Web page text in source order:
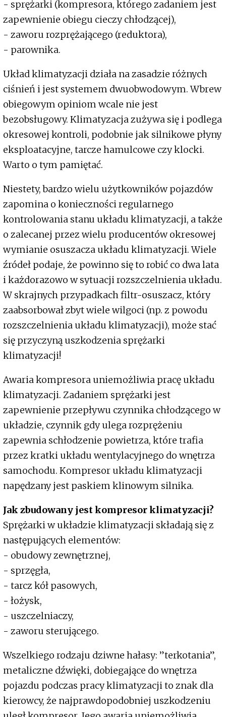
- sprężarki (kompresora, którego zadaniem jest
zapewnienie obiegu cieczy chłodzącej),
- zaworu rozprężającego (reduktora),
- parownika.
Układ klimatyzacji działa na zasadzie różnych
ciśnień i jest systemem dwuobwodowym. Wbrew
obiegowym opiniom wcale nie jest
bezobsługowy. Klimatyzacja zużywa się i podlega
okresowej kontroli, podobnie jak silnikowe płyny
eksploatacyjne, tarcze hamulcowe czy klocki.
Warto o tym pamiętać.
Niestety, bardzo wielu użytkowników pojazdów
zapomina o konieczności regularnego
kontrolowania stanu układu klimatyzacji, a także
o zalecanej przez wielu producentów okresowej
wymianie osuszacza układu klimatyzacji. Wiele
źródeł podaje, że powinno się to robić co dwa lata
i każdorazowo w sytuacji rozszczelnienia układu.
W skrajnych przypadkach filtr-osuszacz, który
zaabsorbował zbyt wiele wilgoci (np. z powodu
rozszczelnienia układu klimatyzacji), może stać
się przyczyną uszkodzenia sprężarki
klimatyzacji!
Awaria kompresora uniemożliwia pracę układu
klimatyzacji. Zadaniem sprężarki jest
zapewnienie przepływu czynnika chłodzącego w
układzie, czynnik gdy ulega rozprężeniu
zapewnia schłodzenie powietrza, które trafia
przez kratki układu wentylacyjnego do wnętrza
samochodu. Kompresor układu klimatyzacji
napędzany jest paskiem klinowym silnika.
Jak zbudowany jest kompresor klimatyzacji?
Sprężarki w układzie klimatyzacji składają się z
następujących elementów:
- obudowy zewnętrznej,
- sprzęgła,
- tarcz kół pasowych,
- łożysk,
- uszczelniaczy,
- zaworu sterującego.
Wszelkiego rodzaju dziwne hałasy: ”terkotania”,
metaliczne dźwięki, dobiegające do wnętrza
pojazdu podczas pracy klimatyzacji to znak dla
kierowcy, że najprawdopodobniej uszkodzeniu